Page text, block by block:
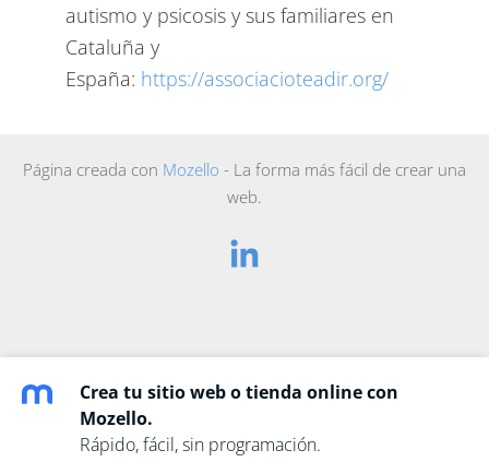
autismo y psicosis y sus familiares en
Cataluña y
España: https://associacioteadir.org/
Página creada con Mozello - La forma más fácil de crear una
web.
Crea tu sitio web o tienda online con
Mozello.
Rápido, fácil, sin programación.